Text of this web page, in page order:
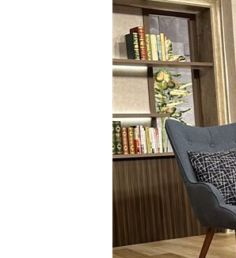
阿信慘跌 親洩言承
台灣彩券開獎直播中
LIVE三立+24小時直播
三立iNEWS新聞台
商場戰國來臨 台中
台彩父親節推新刮
「拍片人的多重宇